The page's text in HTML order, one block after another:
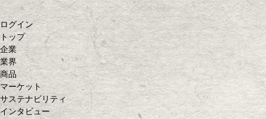
ログイン
トップ
企業
業界
商品
マーケット
サステナビリティ
インタビュー